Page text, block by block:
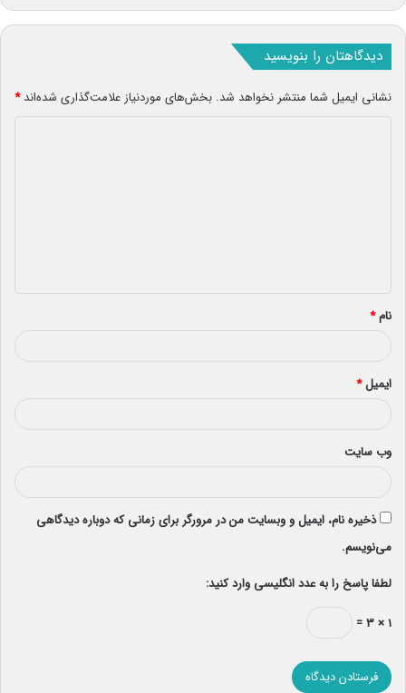
دیدگاهتان را بنویسید
نشانی ایمیل شما منتشر نخواهد شد. بخش‌های موردنیاز علامت‌گذاری شده‌اند*
*
نام*
ایمیل*
وب‌ سایت
ذخیره نام، ایمیل و وبسایت من در مرورگر برای زمانی که دوباره دیدگاهی
می‌نویسم.
لطفا پاسخ را به عدد انگلیسی وارد کنید:
۱ × ۳ =